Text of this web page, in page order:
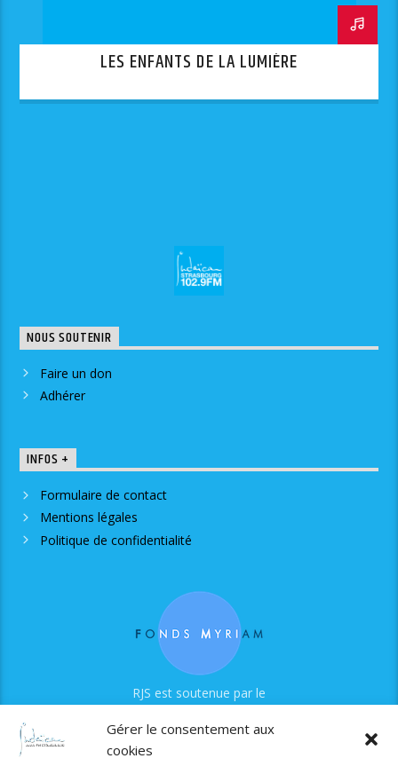
Gérer le consentement aux
cookies
LES ENFANTS DE LA LUMIÈRE
NOUS SOUTENIR
Faire un don
Adhérer
INFOS +
Formulaire de contact
Mentions légales
Politique de confidentialité
RJS est soutenue par le